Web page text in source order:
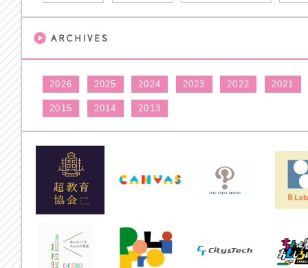
2026 2025 2024 2023 2022 2021
2015 2014 2013